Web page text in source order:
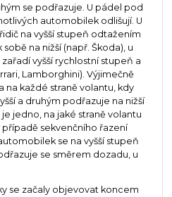
se podřazuje. U pádel pod
automobilek odlišují. U
na vyšší stupeň odtažením
na nižší (např. Škoda), u
vyšší rychlostní stupeň a
Lamborghini). Výjimečně
na každé straně volantu, kdy
a druhým podřazuje na nižší
jedno, na jaké straně volantu
sekvenčního řazení
se na vyšší stupeň
se směrem dozadu, u
se začaly objevovat koncem